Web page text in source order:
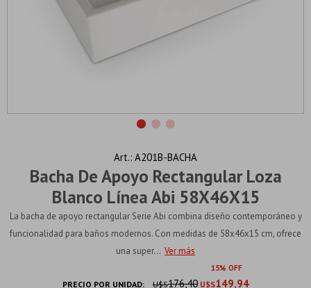
Bacha De Apoyo Rectangular Loza
Blanco Línea Abi 58X46X15
A201B-BACHA
La bacha de apoyo rectangular Serie Abi combina diseño contemporáneo y
funcionalidad para baños modernos. Con medidas de 58x46x15 cm, ofrece
una super... Ver más
15
PRECIO POR UNIDAD: U$S149,94
U$S176,40